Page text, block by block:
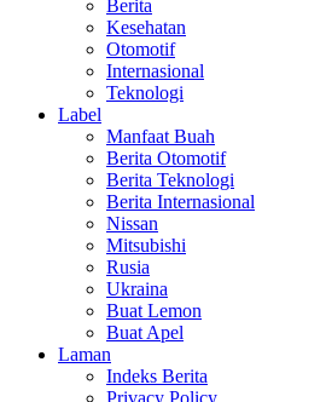
Berita
Kesehatan
Otomotif
Internasional
Teknologi
Label
Manfaat Buah
Berita Otomotif
Berita Teknologi
Berita Internasional
Nissan
Mitsubishi
Rusia
Ukraina
Buat Lemon
Buat Apel
Laman
Indeks Berita
Privacy Policy